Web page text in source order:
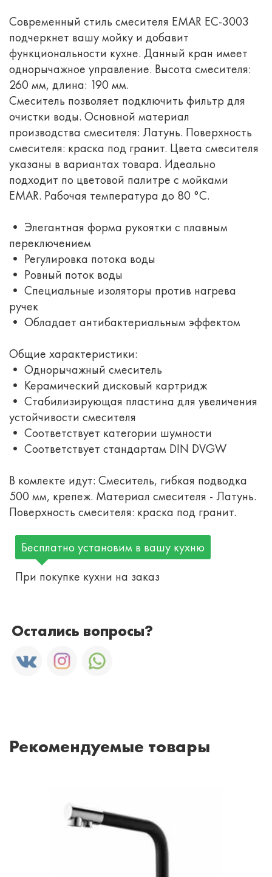
Современный стиль смесителя EMAR ЕС-3003
подчеркнет вашу мойку и добавит
функциональности кухне. Данный кран имеет
однорычажное управление. Высота смесителя:
260 мм, длина: 190 мм.
Смеситель позволяет подключить фильтр для
очистки воды. Основной материал
производства смесителя: Латунь. Поверхность
смесителя: краска под гранит. Цвета смесителя
указаны в вариантах товара. Идеально
подходит по цветовой палитре с мойками
EMAR. Рабочая температура до 80 °С.
• Элегантная форма рукоятки с плавным
переключением
• Регулировка потока воды
• Ровный поток воды
• Специальные изоляторы против нагрева
ручек
• Обладает антибактериальным эффектом
Общие характеристики:
• Однорычажный смеситель
• Керамический дисковый картридж
• Стабилизирующая пластина для увеличения
устойчивости смесителя
• Соответствует категории шумности
• Соответствует стандартам DIN DVGW
В комлекте идут: Смеситель, гибкая подводка
500 мм, крепеж. Материал смесителя - Латунь.
Поверхность смесителя: краска под гранит.
Бесплатно установим в вашу кухню
При покупке кухни на заказ
Остались вопросы?
Рекомендуемые товары